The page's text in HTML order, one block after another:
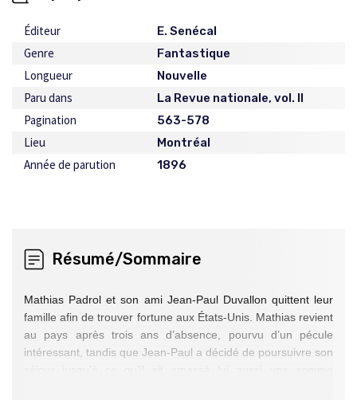
Éditeur E. Senécal
Genre Fantastique
Longueur Nouvelle
Paru dans La Revue nationale, vol. II
Pagination 563-578
Lieu Montréal
Année de parution 1896
Résumé/Sommaire
Mathias Padrol et son ami Jean-Paul Duvallon quittent leur
famille afin de trouver fortune aux États-Unis. Mathias revient
au pays après trois ans d’absence, pourvu d’un pécule
intéressant, tandis que Jean-Paul a décidé de poursuivre son